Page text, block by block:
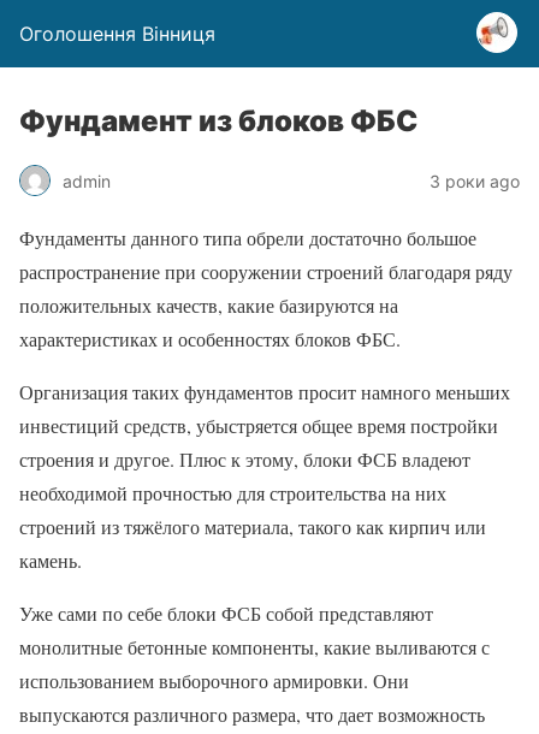
Оголошення Вінниця
Фундамент из блоков ФБС
admin 3 роки ago
Фундаменты данного типа обрели достаточно большое
распространение при сооружении строений благодаря ряду
положительных качеств, какие базируются на
характеристиках и особенностях блоков ФБС.
Организация таких фундаментов просит намного меньших
инвестиций средств, убыстряется общее время постройки
строения и другое. Плюс к этому, блоки ФСБ владеют
необходимой прочностью для строительства на них
строений из тяжёлого материала, такого как кирпич или
камень.
Уже сами по себе блоки ФСБ собой представляют
монолитные бетонные компоненты, какие выливаются с
использованием выборочного армировки. Они
выпускаются различного размера, что дает возможность